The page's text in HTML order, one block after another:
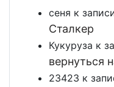
сеня к
Сталкер
Кукуруза к
вернуться
23423 к